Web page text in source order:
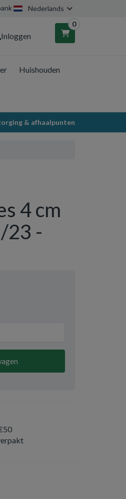
Nederlands
Inloggen
0
leeg.
Huishouden
& afhaalpunten
4 cm
23 -